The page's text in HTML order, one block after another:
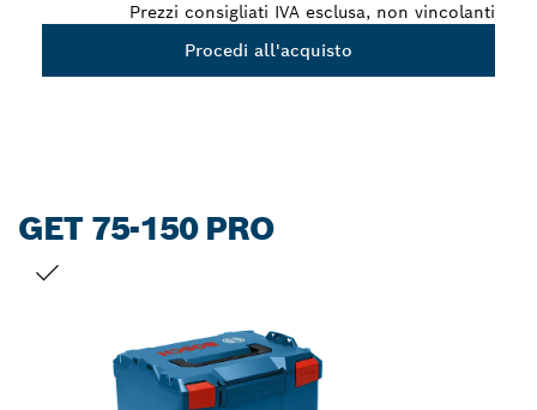
Prezzi consigliati IVA esclusa, non vincolanti
Procedi all'acquisto
GET 75-150 PRO